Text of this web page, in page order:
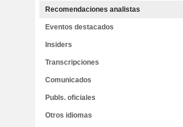
Recomendaciones analistas
Eventos destacados
Insiders
Transcripciones
Comunicados
Publs. oficiales
Otros idiomas